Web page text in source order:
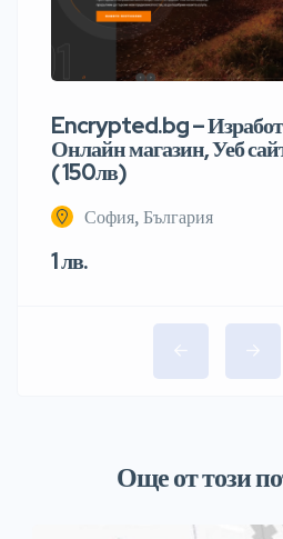
Encrypted.bg –
Онлайн магазин, Уеб
( 150лв)
София, България
1 лв.
Още от този